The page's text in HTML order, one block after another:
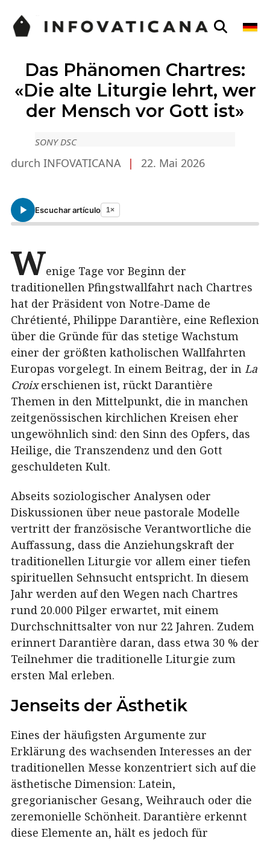
Das Phänomen Chartres:
«Die alte Liturgie lehrt, wer
der Mensch vor Gott ist»
SONY DSC
durch INFOVATICANA | 22. Mai 2026
Escuchar artículo 1×
Wenige Tage vor Beginn der
traditionellen Pfingstwallfahrt nach Chartres
hat der Präsident von Notre-Dame de
Chrétienté, Philippe Darantière, eine Reflexion
über die Gründe für das stetige Wachstum
einer der größten katholischen Wallfahrten
Europas vorgelegt. In einem Beitrag, der in La
Croixerschienen ist, rückt Darantière
Themen in den Mittelpunkt, die in manchen
zeitgenössischen kirchlichen Kreisen eher
ungewöhnlich sind: den Sinn des Opfers, das
Heilige, die Transzendenz und den Gott
geschuldeten Kult.
Abseits soziologischer Analysen oder
Diskussionen über neue pastorale Modelle
vertritt der französische Verantwortliche die
Auffassung, dass die Anziehungskraft der
traditionellen Liturgie vor allem einer tiefen
spirituellen Sehnsucht entspricht. In diesem
Jahr werden auf den Wegen nach Chartres
rund 20.000 Pilger erwartet, mit einem
Durchschnittsalter von nur 22 Jahren. Zudem
erinnert Darantière daran, dass etwa 30 % der
Teilnehmer die traditionelle Liturgie zum
ersten Mal erleben.
Jenseits der Ästhetik
Eines der häufigsten Argumente zur
Erklärung des wachsenden Interesses an der
traditionellen Messe konzentriert sich auf die
ästhetische Dimension: Latein,
gregorianischer Gesang, Weihrauch oder die
zeremonielle Schönheit. Darantière erkennt
diese Elemente an, hält es jedoch für